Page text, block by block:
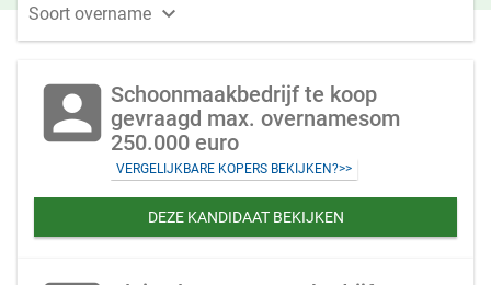
Soort overname 
account_box Schoonmaakbedrijf te koop
gevraagd max. overnamesom
250.000 euro
VERGELIJKBARE KOPERS BEKIJKEN?>>
DEZE KANDIDAAT BEKIJKEN